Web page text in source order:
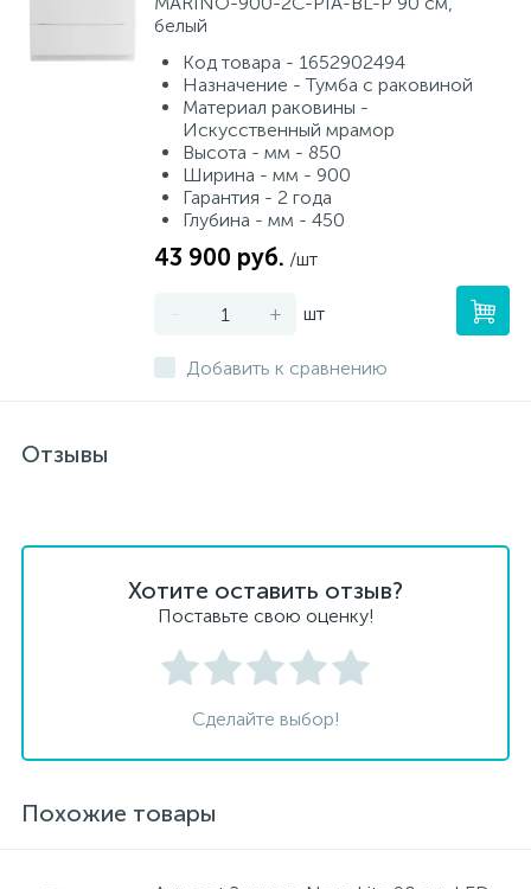
белый
Код товара - 1652902494
Назначение - Тумба с раковиной
Материал раковины -
Искусственный мрамор
Высота - мм - 850
Ширина - мм - 900
Гарантия - 2 года
Глубина - мм - 450
43 900 руб. /шт
- + шт
Добавить к сравнению
Отзывы
Хотите оставить отзыв?
Поставьте свою оценку!
Сделайте выбор!
Похожие товары